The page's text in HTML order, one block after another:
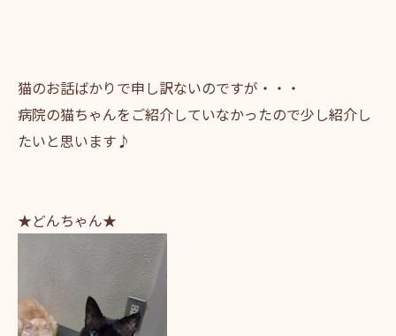
猫のお話ばかりで申し訳ないのですが・・・
病院の猫ちゃんをご紹介していなかったので少し紹介し
たいと思います♪
★どんちゃん★